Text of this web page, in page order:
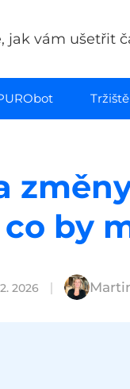
jak vám ušetřit
by
2026